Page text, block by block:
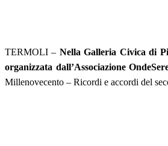
TERMOLI – Nella Galleria Civica di
organizzata dall’Associazione
Millenovecento – Ricordi e accordi del